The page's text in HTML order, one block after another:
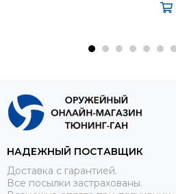
НАДЕЖНЫЙ ПОСТАВЩИК
Доставка с гарантией.
Все посылки застрахованы.